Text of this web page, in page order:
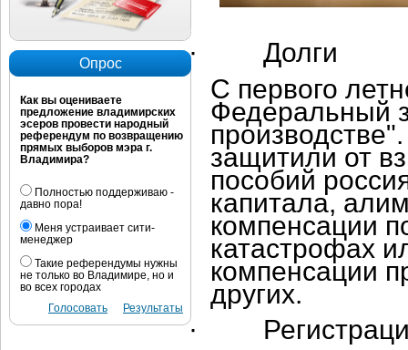
Опрос
Как вы оцениваете
предложение владимирских
эсеров провести народный
референдум по возвращению
прямых выборов мэра г.
Владимира?
Полностью поддерживаю -
давно пора!
Меня устраивает сити-
менеджер
Такие референдумы нужны
не только во Владимире, но и
во всех городах
Результаты
Голосовать
·
Долги
С первого
Федеральный
защитили от
пособий
капитала,
компенсации
катастрофах
компенсации
других.
·